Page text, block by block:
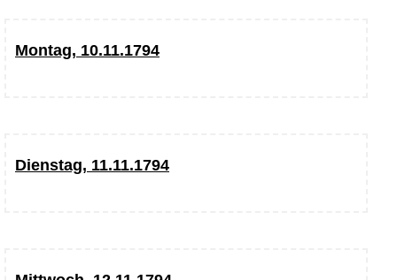
Montag, 10.11.1794
Dienstag, 11.11.1794